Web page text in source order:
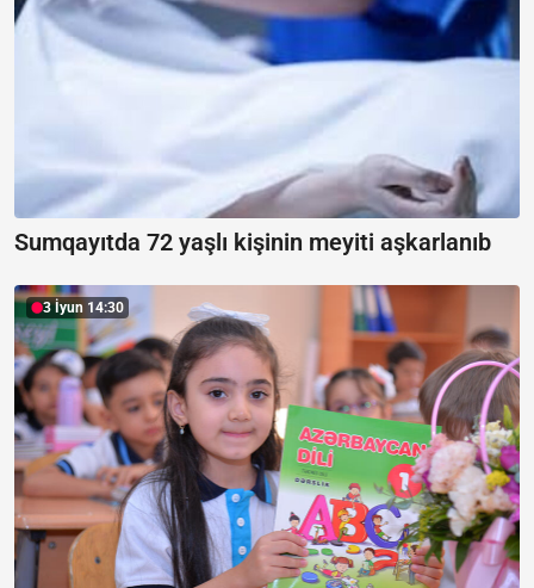
Sumqayıtda 72 yaşlı kişinin meyiti aşkarlanıb
3 İyun 14:30